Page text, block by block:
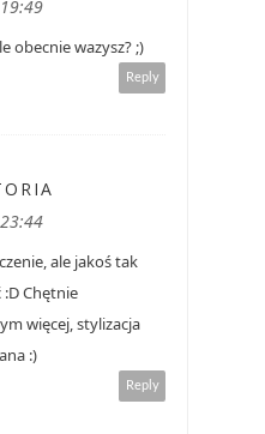
obecnie wazysz? ;)
Reply
ale jakoś tak
:D Chętnie
więcej, stylizacja
:)
Reply